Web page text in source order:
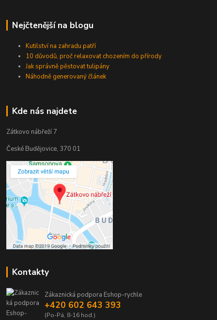
Nejčtenější na blogu
Kutilství na zahradu patří
10 důvodů, proč relaxovat chozením do přírody
Jak správně pěstovat tulipány
Náhodně generovaný článek
Kde nás najdete
Zátkovo nábřeží 7
České Budějovice, 370 01
Kontakty
Zákaznická podpora Eshop-rychle
+420 602 643 393
(Po-Pá, 8-16 hod.)